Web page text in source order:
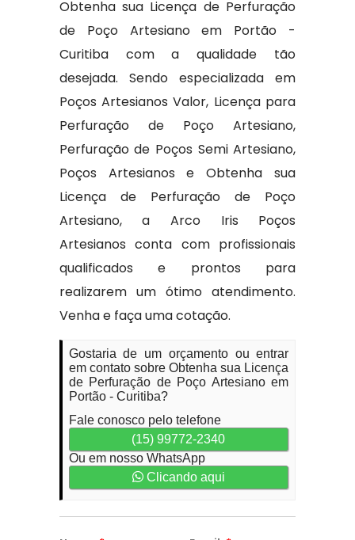
Obtenha sua Licença de Perfuração
de Poço Artesiano em Portão -
Curitiba com a qualidade tão
desejada. Sendo especializada em
Poços Artesianos Valor, Licença para
Perfuração de Poço Artesiano,
Perfuração de Poços Semi Artesiano,
Poços Artesianos e Obtenha sua
Licença de Perfuração de Poço
Artesiano, a Arco Iris Poços
Artesianos conta com profissionais
qualificados e prontos para
realizarem um ótimo atendimento.
Venha e faça uma cotação.
Gostaria de um orçamento ou entrar
em contato sobre Obtenha sua Licença
de Perfuração de Poço Artesiano em
Portão - Curitiba?
Fale conosco pelo telefone
(15) 99772-2340
Ou em nosso WhatsApp
Clicando aqui